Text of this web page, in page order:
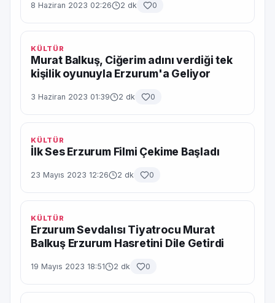
8 Haziran 2023 02:26 2 dk 0
KÜLTÜR
Murat Balkuş, Ciğerim adını verdiği tek
kişilik oyunuyla Erzurum'a Geliyor
3 Haziran 2023 01:39 2 dk 0
KÜLTÜR
İlk Ses Erzurum Filmi Çekime Başladı
23 Mayıs 2023 12:26 2 dk 0
KÜLTÜR
Erzurum Sevdalısı Tiyatrocu Murat
Balkuş Erzurum Hasretini Dile Getirdi
19 Mayıs 2023 18:51 2 dk 0